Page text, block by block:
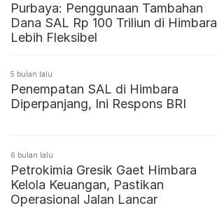
Purbaya: Penggunaan Tambahan
Dana SAL Rp 100 Triliun di Himbara
Lebih Fleksibel
5 bulan lalu
Penempatan SAL di Himbara
Diperpanjang, Ini Respons BRI
6 bulan lalu
Petrokimia Gresik Gaet Himbara
Kelola Keuangan, Pastikan
Operasional Jalan Lancar